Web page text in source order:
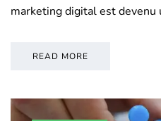
marketing digital est devenu
READ MORE